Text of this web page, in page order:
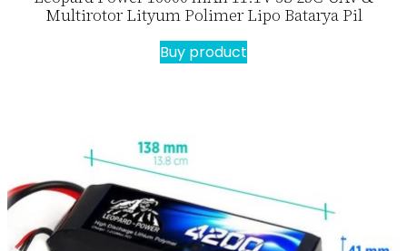
Multirotor Lityum Polimer Lipo Batarya Pil
Buy product